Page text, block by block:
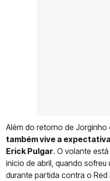
Além do retorno de Jorginho
também vive a
Erick Pulgar. O volante
início de abril, quando
durante partida contra o Red